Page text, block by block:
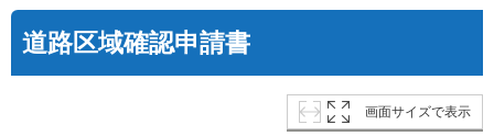
道路区域確認申請書
画面サイズで表示